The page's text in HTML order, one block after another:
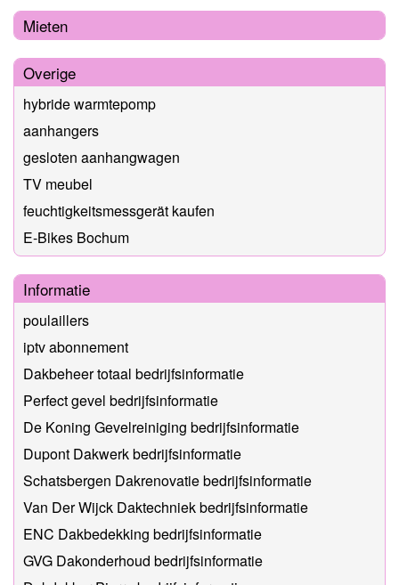
Mieten
Overige
hybride warmtepomp
aanhangers
gesloten aanhangwagen
TV meubel
feuchtigkeitsmessgerät kaufen
E-Bikes Bochum
Informatie
poulaillers
iptv abonnement
Dakbeheer totaal bedrijfsinformatie
Perfect gevel bedrijfsinformatie
De Koning Gevelreiniging bedrijfsinformatie
Dupont Dakwerk bedrijfsinformatie
Schatsbergen Dakrenovatie bedrijfsinformatie
Van Der Wijck Daktechniek bedrijfsinformatie
ENC Dakbedekking bedrijfsinformatie
GVG Dakonderhoud bedrijfsinformatie